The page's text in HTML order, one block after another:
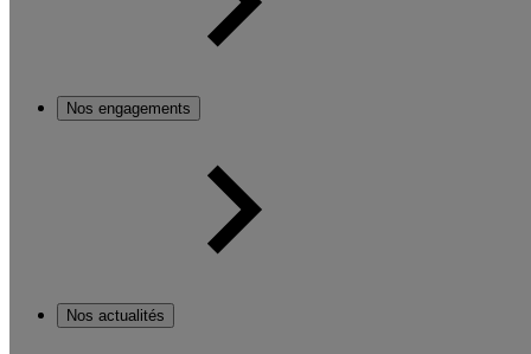
Nos engagements
Nos actualités